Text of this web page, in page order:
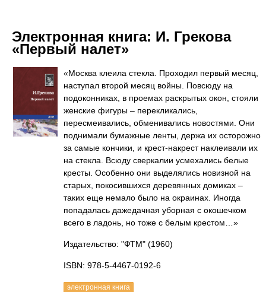
Электронная книга: И. Грекова
«Первый налет»
«Москва клеила стекла. Проходил первый месяц,
наступал второй месяц войны. Повсюду на
подоконниках, в проемах раскрытых окон, стояли
женские фигуры – перекликались,
пересмеивались, обменивались новостями. Они
поднимали бумажные ленты, держа их осторожно
за самые кончики, и крест-накрест наклеивали их
на стекла. Всюду сверкалии усмехались белые
кресты. Особенно они выделялись новизной на
старых, покосившихся деревянных домиках –
таких еще немало было на окраинах. Иногда
попадалась дажедачная уборная с окошечком
всего в ладонь, но тоже с белым крестом…»
Издательство: "ФТМ" (1960)
ISBN: 978-5-4467-0192-6
электронная книга